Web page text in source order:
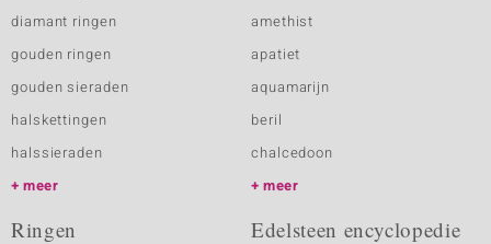
diamant ringen
gouden ringen
gouden sieraden
halskettingen
halssieraden
meer
amethist
apatiet
aquamarijn
beril
chalcedoon
meer
Ringen Edelsteen encyclopedie